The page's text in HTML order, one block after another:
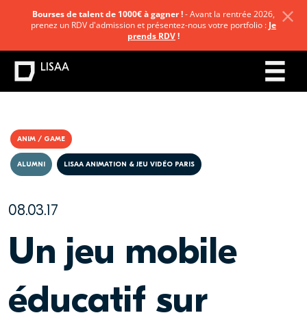
ANIM / GAME
08.03.17
ALUMNI LISAA ANIMATION & JEU VIDÉO PARIS
Un jeu mobile
éducatif sur
Bourses de talent de 1000€ à gagner !- Avant la rentrée 2026,
prenez un RDV d'admission et présentez-nous votre portfolio : Je
prends RDV!
LISAA